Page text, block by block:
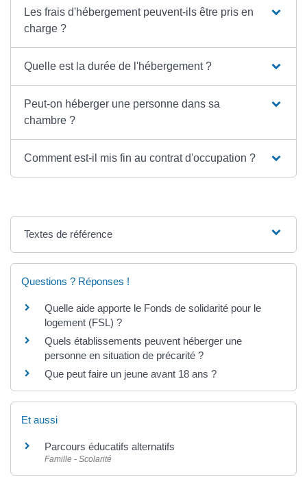
Les frais d'hébergement peuvent-ils être pris en
charge ?
Quelle est la durée de l'hébergement ?
Peut-on héberger une personne dans sa
chambre ?
Comment est-il mis fin au contrat d'occupation ?
Textes de référence
Questions ? Réponses !
Quelle aide apporte le Fonds de solidarité pour le
logement (FSL) ?
Quels établissements peuvent héberger une
personne en situation de précarité ?
Que peut faire un jeune avant 18 ans ?
Et aussi
Parcours éducatifs alternatifs
Famille - Scolarité